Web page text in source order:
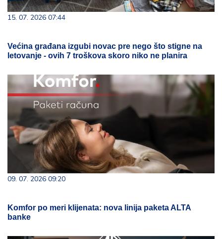
15. 07. 2026 07:44
Većina građana izgubi novac pre nego što stigne na
letovanje - ovih 7 troškova skoro niko ne planira
09. 07. 2026 09:20
Komfor po meri klijenata: nova linija paketa ALTA
banke